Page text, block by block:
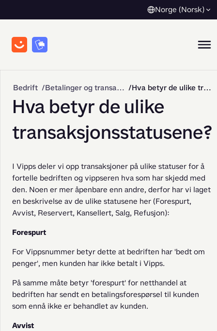
Norge (Norsk)
Bedrift Betalinger og transaksjoner Hva betyr de ulike transaksjonsstatusene?
Hva betyr de ulike
transaksjonsstatusene?
I Vipps deler vi opp transaksjoner på ulike statuser for å
fortelle bedriften og vippseren hva som har skjedd med
den. Noen er mer åpenbare enn andre, derfor har vi laget
en beskrivelse av de ulike statusene her (Forespurt,
Avvist, Reservert, Kansellert, Salg, Refusjon):
Forespurt
For Vippsnummer betyr dette at bedriften har 'bedt om
penger', men kunden har ikke betalt i Vipps.
På samme måte betyr 'forespurt' for netthandel at
bedriften har sendt en betalingsforespørsel til kunden
som ennå ikke er behandlet av kunden.
Avvist